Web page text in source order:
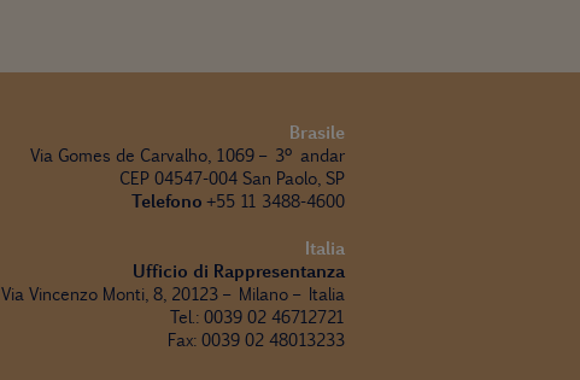
Brasile
Via Gomes de Carvalho, 1069 – 3º andar
CEP 04547-004 San Paolo, SP
Telefono +55 11 3488-4600
Italia
Ufficio di Rappresentanza
Via Vincenzo Monti, 8, 20123 – Milano – Italia
Tel.: 0039 02 46712721
Fax: 0039 02 48013233